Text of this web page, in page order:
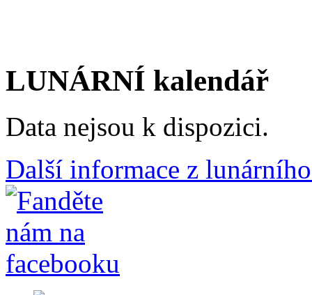
LUNÁRNÍ kalendář
Data nejsou k dispozici.
Další informace z